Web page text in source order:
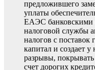
предложившего
уплаты
ЕАЭС банковскими
налоговой службы
налогов с поставок
капитал и создает
разрывы, покрывать
счет дорогих